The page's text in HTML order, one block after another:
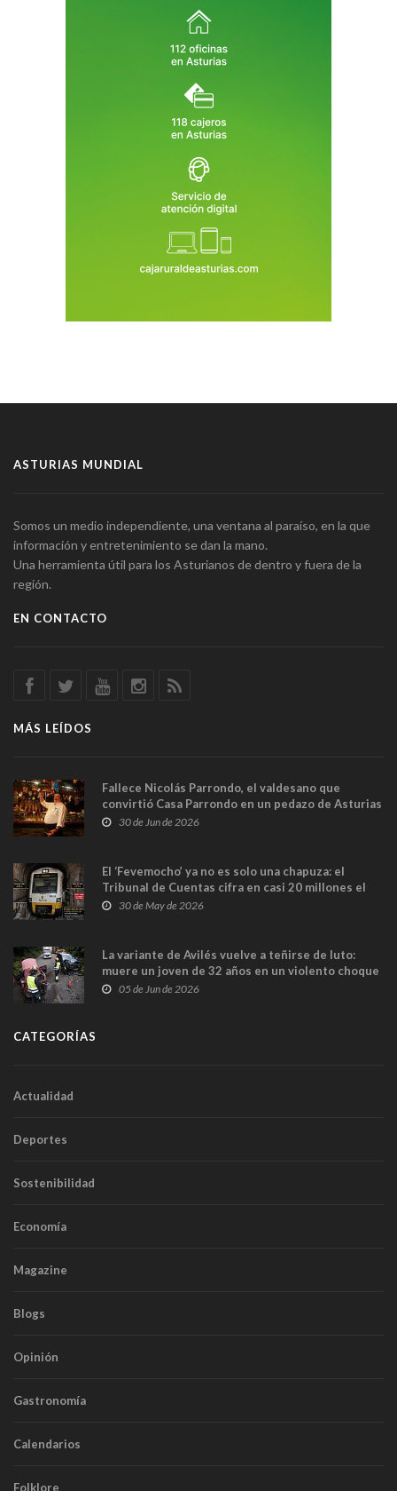
ASTURIAS MUNDIAL
Somos un medio independiente, una ventana al paraíso, en la que
información y entretenimiento se dan la mano.
Una herramienta útil para los Asturianos de dentro y fuera de la
región.
EN CONTACTO
MÁS LEÍDOS
Fallece Nicolás Parrondo, el valdesano que
convirtió Casa Parrondo en un pedazo de Asturias
en Madrid
30 de Jun de 2026
El ‘Fevemocho’ ya no es solo una chapuza: el
Tribunal de Cuentas cifra en casi 20 millones el
sobrecoste de los trenes que no cabían por los
30 de May de 2026
La variante de Avilés vuelve a teñirse de luto:
muere un joven de 32 años en un violento choque
frontal
05 de Jun de 2026
CATEGORÍAS
Actualidad
Deportes
Sostenibilidad
Economía
Magazine
Blogs
Opinión
Gastronomía
Calendarios
Folklore